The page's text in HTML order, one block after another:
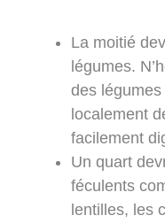
La moitié
légumes.
des
localement
facilement
Un quart
féculents
lentilles, les